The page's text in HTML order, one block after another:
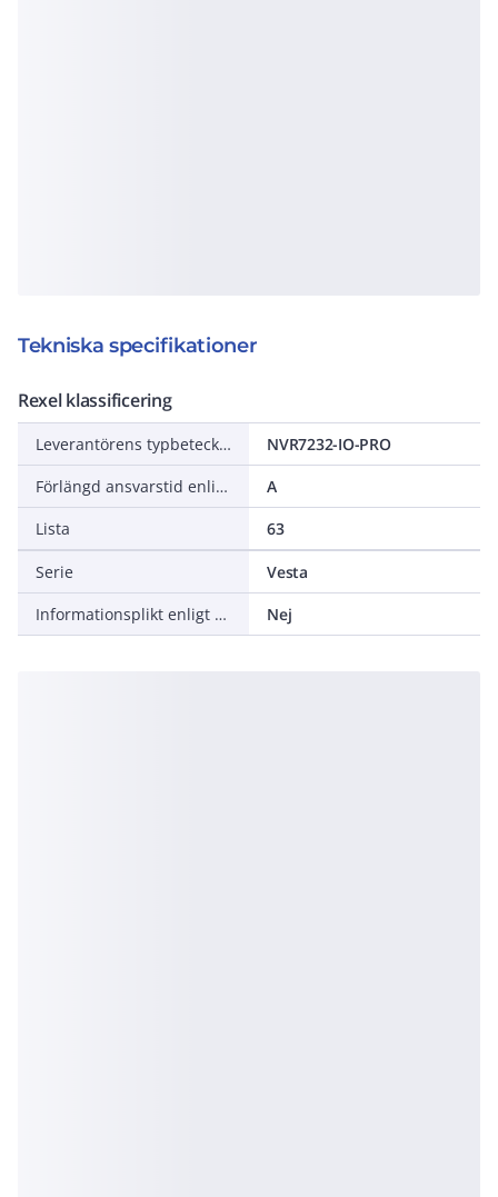
Tekniska specifikationer
Rexel klassificering
Leverantörens typbeteckning
NVR7232-IO-PRO
Förlängd ansvarstid enligt ALEM-09
A
Lista
63
Serie
Vesta
Informationsplikt enligt REACH
Nej